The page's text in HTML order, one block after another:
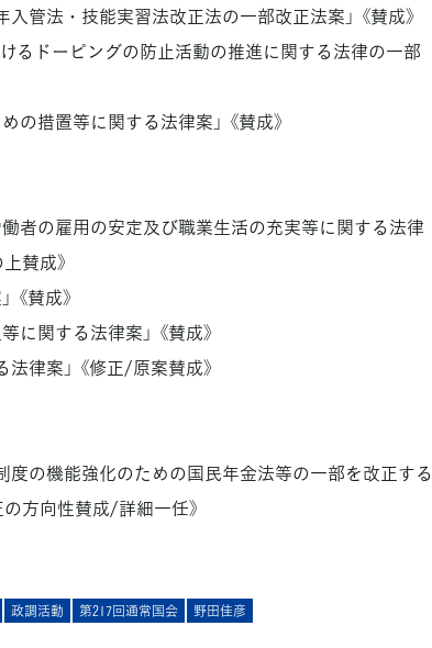
管法・技能実習法改正法の一部改正法案」 《賛成》
るドーピングの防止活動の推進に関する法律の一部
の措置等に関する法律案」 《賛成》
者の雇用の安定及び職業生活の充実等に関する法律
賛成》
《賛成》
に関する法律案」 《賛成》
律案」 《修正/原案賛成》
度の機能強化のための国民年金法等の一部を改正する
の方向性賛成/詳細一任》
政調活動 第217回通常国会 野田佳彦